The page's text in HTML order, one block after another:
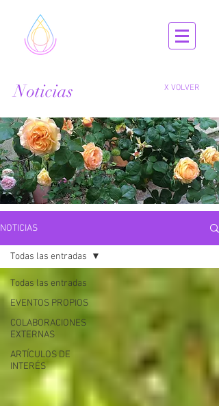
Noticias X VOLVER
NOTICIAS
Todas las entradas
EVENTOS PROPIOS
COLABORACIONES
EXTERNAS
ARTÍCULOS DE
INTERÉS
Todas las entradas